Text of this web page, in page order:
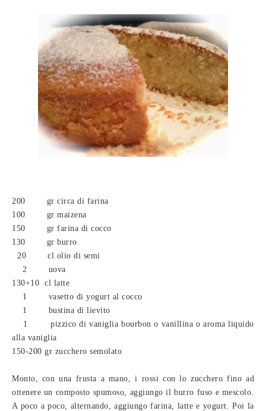
200 gr circa di farina
100 gr maizena
150 gr farina di cocco
130 gr burro
20 cl olio di semi
2 uova
130+10 cl latte
1 vasetto di yogurt al cocco
1 bustina di lievito
1 pizzico di vaniglia bourbon o vanillina o aroma liquido
alla vaniglia
150-200 gr zucchero semolato
Monto, con una frusta a mano, i rossi con lo zucchero fino ad
ottenere un composto spumoso, aggiungo il burro fuso e mescolo.
A poco a poco, alternando, aggiungo farina, latte e yogurt. Poi la